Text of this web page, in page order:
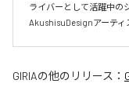
ライバーとして活躍中の
AkushisuDesignアーティ
GIRIAの他のリリース：